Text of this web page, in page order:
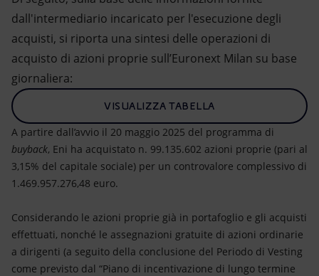
dall'intermediario incaricato per l'esecuzione degli
acquisti, si riporta una sintesi delle operazioni di
acquisto di azioni proprie sull’Euronext Milan su base
giornaliera:
VISUALIZZA TABELLA
A partire dall’avvio il 20 maggio 2025 del programma di
buyback, Eni ha acquistato n. 99.135.602 azioni proprie (pari al
3,15% del capitale sociale) per un controvalore complessivo di
1.469.957.276,48 euro.
Considerando le azioni proprie già in portafoglio e gli acquisti
effettuati, nonché le assegnazioni gratuite di azioni ordinarie
a dirigenti (a seguito della conclusione del Periodo di Vesting
come previsto dal “Piano di incentivazione di lungo termine